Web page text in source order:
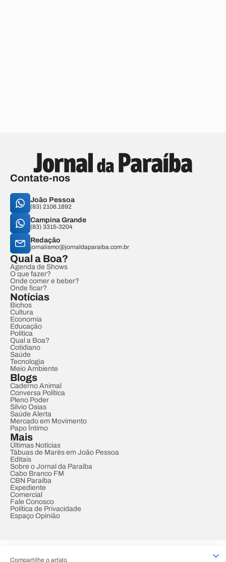
Compartilhe o artigo
Contate-nos
João Pessoa
(83) 2106.1892
Campina Grande
(83) 3315-3204
Redação
jornalismo@jornaldaparaiba.com.br
Qual a Boa?
Agenda de Shows
O que fazer?
Onde comer e beber?
Onde ficar?
Notícias
Bichos
Cultura
Economia
Educação
Política
Qual a Boa?
Cotidiano
Saúde
Tecnologia
Meio Ambiente
Blogs
Caderno Animal
Conversa Política
Pleno Poder
Sílvio Osias
Saúde Alerta
Mercado em Movimento
Papo Íntimo
Mais
Últimas Notícias
Tábuas de Marés em João Pessoa
Editais
Sobre o Jornal da Paraíba
Cabo Branco FM
CBN Paraíba
Expediente
Comercial
Fale Conosco
Política de Privacidade
Espaço Opinião